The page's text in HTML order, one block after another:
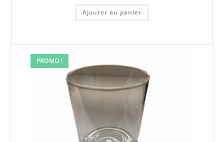
initial
était :
59,00€.
actuel
est :
39,00€.
Ajouter au panier
PROMO !